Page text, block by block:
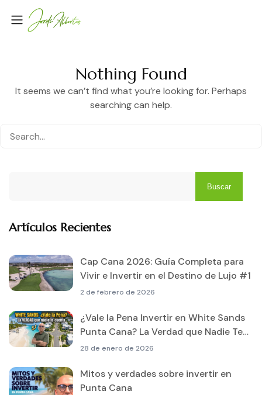
Nothing Found
It seems we can’t find what you’re looking for. Perhaps
searching can help.
Buscar
Artículos Recientes
Cap Cana 2026: Guía Completa para
Vivir e Invertir en el Destino de Lujo #1
2 de febrero de 2026
¿Vale la Pena Invertir en White Sands
Punta Cana? La Verdad que Nadie Te
Cuenta
28 de enero de 2026
Mitos y verdades sobre invertir en
Punta Cana